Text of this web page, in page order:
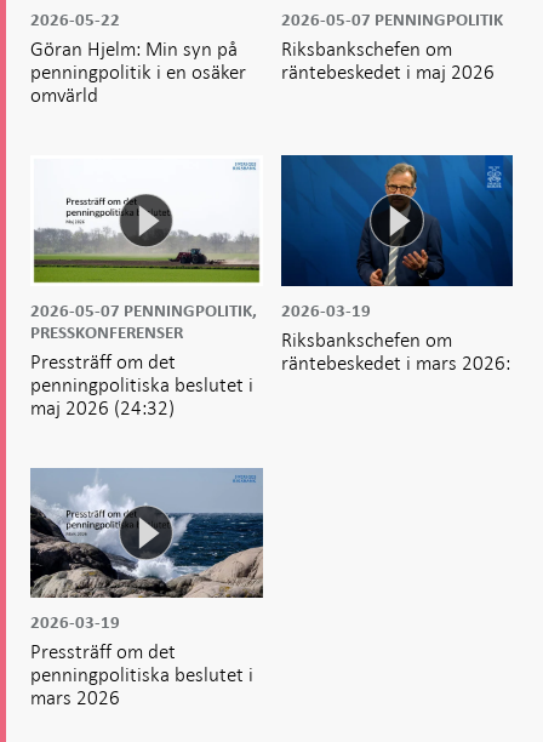
2026-05-22
Göran Hjelm: Min syn på
penningpolitik i en osäker
omvärld
2026-05-07 PENNINGPOLITIK
Riksbankschefen om
räntebeskedet i maj 2026
2026-05-07 PENNINGPOLITIK,
PRESSKONFERENSER
Pressträff om det
penningpolitiska beslutet i
maj 2026 (24:32)
2026-03-19
Riksbankschefen om
räntebeskedet i mars 2026:
2026-03-19
Pressträff om det
penningpolitiska beslutet i
mars 2026